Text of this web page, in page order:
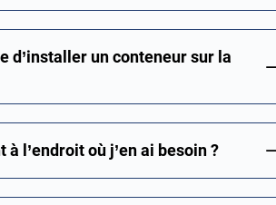
d’installer un conteneur sur la
l’endroit où j’en ai besoin ?